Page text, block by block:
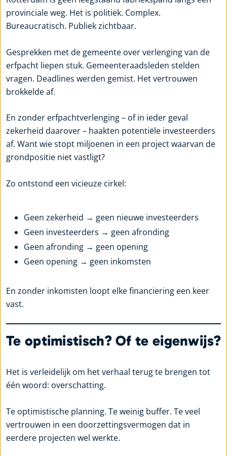
provinciale weg. Het is politiek. Complex.
Bureaucratisch. Publiek zichtbaar.
Gesprekken met de gemeente over verlenging van de
erfpacht liepen stuk. Gemeenteraadsleden stelden
vragen. Deadlines werden gemist. Het vertrouwen
brokkelde af.
En zonder erfpachtverlenging – of in ieder geval
zekerheid daarover – haakten potentiële investeerders
af. Want wie stopt miljoenen in een project waarvan de
grondpositie niet vastligt?
Zo ontstond een vicieuze cirkel:
Geen zekerheid → geen nieuwe investeerders
Geen investeerders → geen afronding
Geen afronding → geen opening
Geen opening → geen inkomsten
En zonder inkomsten loopt elke financiering een keer
vast.
Te optimistisch? Of te eigenwijs?
Het is verleidelijk om het verhaal terug te brengen tot
één woord: overschatting.
Te optimistische planning. Te weinig buffer. Te veel
vertrouwen in een doorzettingsvermogen dat in
eerdere projecten wel werkte.